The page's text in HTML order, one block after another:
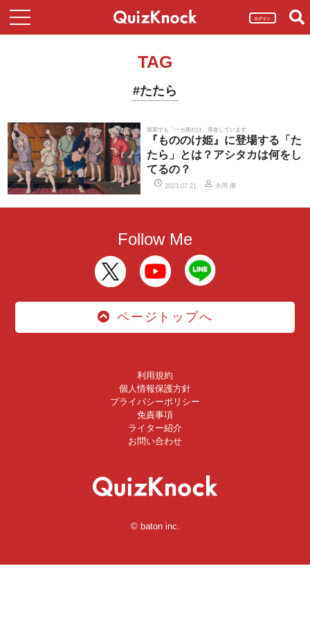
ログイン
TAG
#たたら
現実でも「一カ所だけ」存在しています
『もののけ姫』に登場する「た
たら」とは？アシタカは何をし
てるの？
2023.07.21 永岡 優
Follow Me
ページトップへ
利用規約
個人情報保護方針
プライバシーポリシー
免責事項
ライター紹介
お問い合わせ
© baton inc.